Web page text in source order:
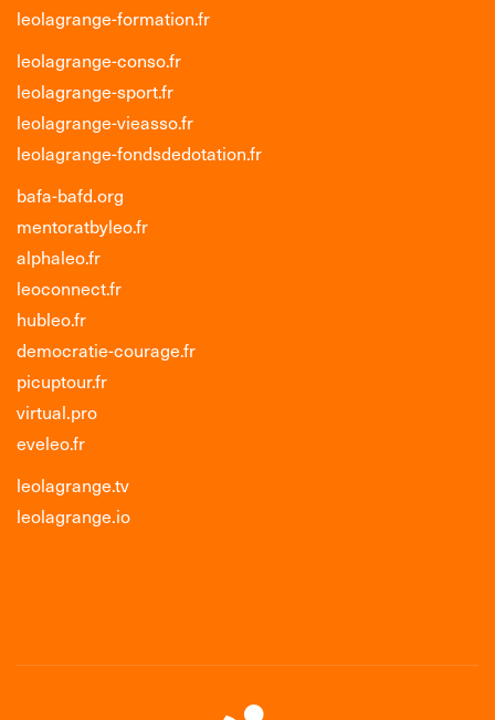
leolagrange-formation.fr
leolagrange-conso.fr
leolagrange-sport.fr
leolagrange-vieasso.fr
leolagrange-fondsdedotation.fr
bafa-bafd.org
mentoratbyleo.fr
alphaleo.fr
leoconnect.fr
hubleo.fr
democratie-courage.fr
picuptour.fr
virtual.pro
eveleo.fr
leolagrange.tv
leolagrange.io